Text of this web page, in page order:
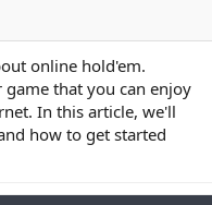
online hold'em.
that you can enjoy
In this article, we'll
how to get started